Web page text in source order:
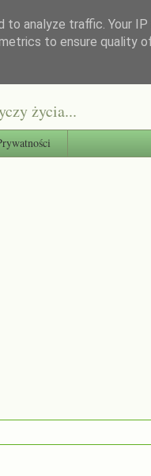
życia...
analyze traffic. Your
to ensure quality